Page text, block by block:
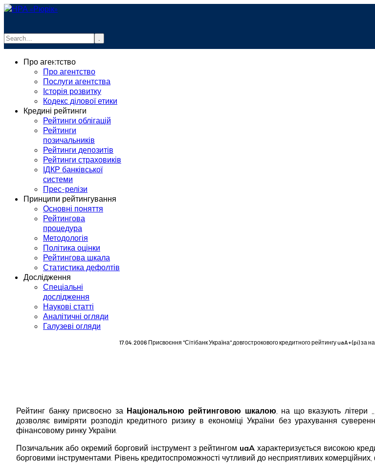
.
info@rurik.com.ua
Про агентство
Про агентство
Послуги агентства
Історія розвитку
Кодекс ділової етики
Кредині рейтинги
Рейтинги облігацій
Рейтинги
позичальників
Рейтинги депозитів
Рейтинги страховиків
ІДКР банківської
системи
Прес-релізи
Принципи рейтингування
Основні поняття
Рейтингова
процедура
Методологія
Політика оцінки
Рейтингова шкала
Статистика дефолтів
Дослідження
Спеціальні
дослідження
Наукові статті
Аналітичні огляди
Галузеві огляди
17.04.2006 Присвоєння "Сітібанк Україна" довгострокового кредитного рейтингу uaA+ (pi)
Рейтинг банку присвоєно за Національною рейтинговою шкалою , на що вказують літери „
дозволяє виміряти розподіл кредитного ризику в економіці України без урахування
фінансовому ринку України.
Позичальник або окремий борговий інструмент з рейтингом uaA характеризується високою
борговими інструментами. Рівень кредитоспроможності чутливий до несприятливих